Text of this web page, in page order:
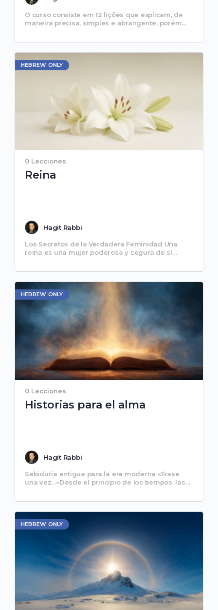
O curso consiste em 12 lições que explicam, de
maneira precisa, simples e abrangente, porém
HEBREW ONLY
0 Lecciones
Reina
Hagit Rabbi
Los Secretos de la Verdadera Feminidad Una
reina es una mujer poderosa y segura de sí
HEBREW ONLY
0 Lecciones
Historias para el alma
Hagit Rabbi
Sabiduría antigua para la era moderna «Érase
una vez…»Desde el principio de los tiempos, las
HEBREW ONLY